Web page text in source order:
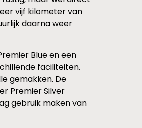
vijf kilometer van
daarna weer
Blue en een
faciliteiten.
gemakken. De
Premier Silver
gebruik maken van